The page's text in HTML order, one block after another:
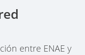
entre ENAE y